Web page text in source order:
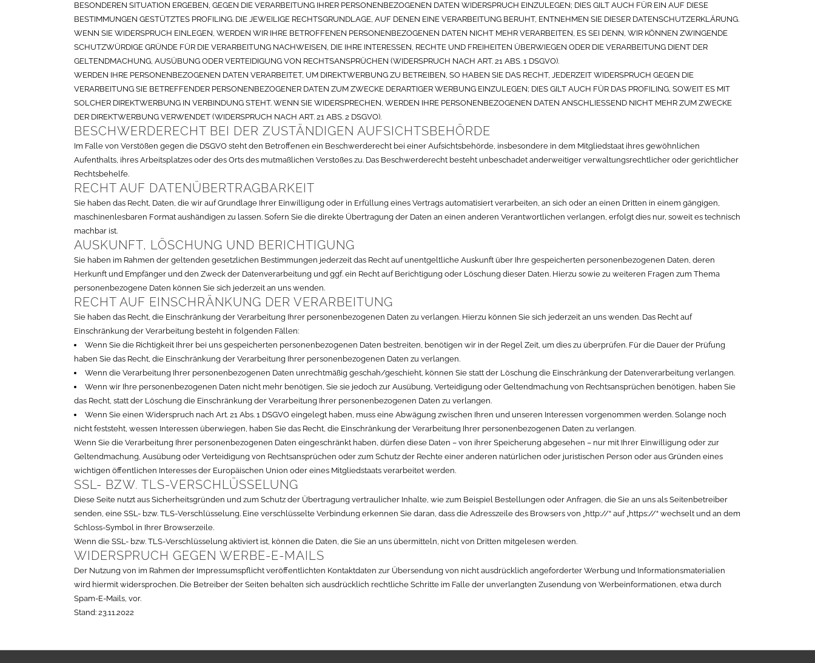
BESONDEREN SITUATION ERGEBEN, GEGEN DIE VERARBEITUNG IHRER PERSONENBEZOGENEN DATEN WIDERSPRUCH EINZULEGEN; DIES GILT AUCH FÜR EIN AUF DIESE
BESTIMMUNGEN GESTÜTZTES PROFILING. DIE JEWEILIGE RECHTSGRUNDLAGE, AUF DENEN EINE VERARBEITUNG BERUHT, ENTNEHMEN SIE DIESER DATENSCHUTZERKLÄRUNG.
WENN SIE WIDERSPRUCH EINLEGEN, WERDEN WIR IHRE BETROFFENEN PERSONENBEZOGENEN DATEN NICHT MEHR VERARBEITEN, ES SEI DENN, WIR KÖNNEN ZWINGENDE
SCHUTZWÜRDIGE GRÜNDE FÜR DIE VERARBEITUNG NACHWEISEN, DIE IHRE INTERESSEN, RECHTE UND FREIHEITEN ÜBERWIEGEN ODER DIE VERARBEITUNG DIENT DER
GELTENDMACHUNG, AUSÜBUNG ODER VERTEIDIGUNG VON RECHTSANSPRÜCHEN (WIDERSPRUCH NACH ART. 21 ABS. 1 DSGVO).
WERDEN IHRE PERSONENBEZOGENEN DATEN VERARBEITET, UM DIREKTWERBUNG ZU BETREIBEN, SO HABEN SIE DAS RECHT, JEDERZEIT WIDERSPRUCH GEGEN DIE
VERARBEITUNG SIE BETREFFENDER PERSONENBEZOGENER DATEN ZUM ZWECKE DERARTIGER WERBUNG EINZULEGEN; DIES GILT AUCH FÜR DAS PROFILING, SOWEIT ES MIT
SOLCHER DIREKTWERBUNG IN VERBINDUNG STEHT. WENN SIE WIDERSPRECHEN, WERDEN IHRE PERSONENBEZOGENEN DATEN ANSCHLIESSEND NICHT MEHR ZUM ZWECKE
DER DIREKTWERBUNG VERWENDET (WIDERSPRUCH NACH ART. 21 ABS. 2 DSGVO).
BESCHWERDE­RECHT BEI DER ZUSTÄNDIGEN AUFSICHTS­BEHÖRDE
Im Falle von Verstößen gegen die DSGVO steht den Betroffenen ein Beschwerderecht bei einer Aufsichtsbehörde, insbesondere in dem Mitgliedstaat ihres gewöhnlichen
Aufenthalts, ihres Arbeitsplatzes oder des Orts des mutmaßlichen Verstoßes zu. Das Beschwerderecht besteht unbeschadet anderweitiger verwaltungsrechtlicher oder gerichtlicher
Rechtsbehelfe.
RECHT AUF DATEN­ÜBERTRAG­BARKEIT
Sie haben das Recht, Daten, die wir auf Grundlage Ihrer Einwilligung oder in Erfüllung eines Vertrags automatisiert verarbeiten, an sich oder an einen Dritten in einem gängigen,
maschinenlesbaren Format aushändigen zu lassen. Sofern Sie die direkte Übertragung der Daten an einen anderen Verantwortlichen verlangen, erfolgt dies nur, soweit es technisch
machbar ist.
AUSKUNFT, LÖSCHUNG UND BERICHTIGUNG
Sie haben im Rahmen der geltenden gesetzlichen Bestimmungen jederzeit das Recht auf unentgeltliche Auskunft über Ihre gespeicherten personenbezogenen Daten, deren
Herkunft und Empfänger und den Zweck der Datenverarbeitung und ggf. ein Recht auf Berichtigung oder Löschung dieser Daten. Hierzu sowie zu weiteren Fragen zum Thema
personenbezogene Daten können Sie sich jederzeit an uns wenden.
RECHT AUF EINSCHRÄNKUNG DER VERARBEITUNG
Sie haben das Recht, die Einschränkung der Verarbeitung Ihrer personenbezogenen Daten zu verlangen. Hierzu können Sie sich jederzeit an uns wenden. Das Recht auf
Einschränkung der Verarbeitung besteht in folgenden Fällen:
Wenn Sie die Richtigkeit Ihrer bei uns gespeicherten personenbezogenen Daten bestreiten, benötigen wir in der Regel Zeit, um dies zu überprüfen. Für die Dauer der Prüfung
haben Sie das Recht, die Einschränkung der Verarbeitung Ihrer personenbezogenen Daten zu verlangen.
Wenn die Verarbeitung Ihrer personenbezogenen Daten unrechtmäßig geschah/geschieht, können Sie statt der Löschung die Einschränkung der Datenverarbeitung verlangen.
Wenn wir Ihre personenbezogenen Daten nicht mehr benötigen, Sie sie jedoch zur Ausübung, Verteidigung oder Geltendmachung von Rechtsansprüchen benötigen, haben Sie
das Recht, statt der Löschung die Einschränkung der Verarbeitung Ihrer personenbezogenen Daten zu verlangen.
Wenn Sie einen Widerspruch nach Art. 21 Abs. 1 DSGVO eingelegt haben, muss eine Abwägung zwischen Ihren und unseren Interessen vorgenommen werden. Solange noch
nicht feststeht, wessen Interessen überwiegen, haben Sie das Recht, die Einschränkung der Verarbeitung Ihrer personenbezogenen Daten zu verlangen.
Wenn Sie die Verarbeitung Ihrer personenbezogenen Daten eingeschränkt haben, dürfen diese Daten – von ihrer Speicherung abgesehen – nur mit Ihrer Einwilligung oder zur
Geltendmachung, Ausübung oder Verteidigung von Rechtsansprüchen oder zum Schutz der Rechte einer anderen natürlichen oder juristischen Person oder aus Gründen eines
wichtigen öffentlichen Interesses der Europäischen Union oder eines Mitgliedstaats verarbeitet werden.
SSL- BZW. TLS-VERSCHLÜSSELUNG
Diese Seite nutzt aus Sicherheitsgründen und zum Schutz der Übertragung vertraulicher Inhalte, wie zum Beispiel Bestellungen oder Anfragen, die Sie an uns als Seitenbetreiber
senden, eine SSL- bzw. TLS-Verschlüsselung. Eine verschlüsselte Verbindung erkennen Sie daran, dass die Adresszeile des Browsers von „http://“ auf „https://“ wechselt und an dem
Schloss-Symbol in Ihrer Browserzeile.
Wenn die SSL- bzw. TLS-Verschlüsselung aktiviert ist, können die Daten, die Sie an uns übermitteln, nicht von Dritten mitgelesen werden.
WIDERSPRUCH GEGEN WERBE-E-MAILS
Der Nutzung von im Rahmen der Impressumspflicht veröffentlichten Kontaktdaten zur Übersendung von nicht ausdrücklich angeforderter Werbung und Informationsmaterialien
wird hiermit widersprochen. Die Betreiber der Seiten behalten sich ausdrücklich rechtliche Schritte im Falle der unverlangten Zusendung von Werbeinformationen, etwa durch
Spam-E-Mails, vor.
Stand: 23.11.2022